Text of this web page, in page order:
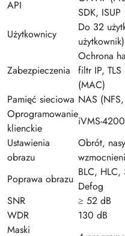
API
SDK, ISUP
Użytkownicy
Do 32
użytkownik)
Zabezpieczenia
Ochrona
filtr IP,
(MAC)
Pamięć sieciowa NAS
Oprogramowanie
klienckie
iVMS-
Ustawienia
obrazu
Obrót,
Poprawa obrazu
BLC, HLC,
Defog
SNR
≥ 52 dB
WDR
130 dB
Maski